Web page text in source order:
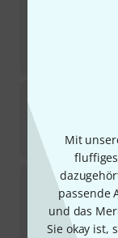
Mit
passende
und das
Sie okay ist,
43
HK